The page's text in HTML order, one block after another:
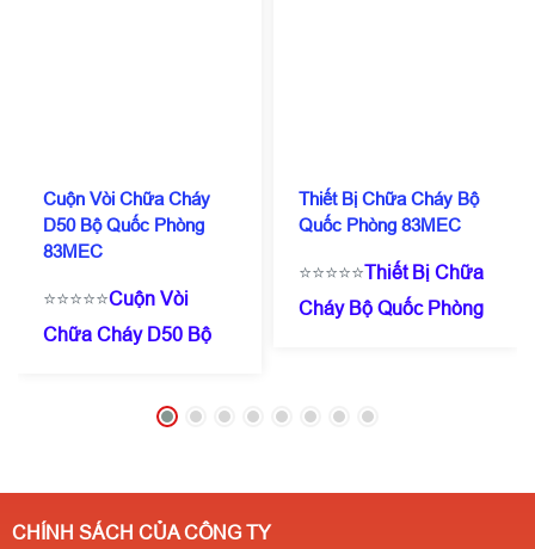
Cuộn Vòi Chữa Cháy
D50 Bộ Quốc Phòng
83MEC
⭐⭐⭐⭐⭐Cuộn Vòi
Chữa Cháy D50 Bộ
0909 087
Thiết Bị Chữa Cháy Bộ
Quốc Phòng 83MEC
⭐⭐⭐⭐⭐Thiết Bị Chữa
Cháy Bộ Quốc Phòng
182 357⭐Giá chỉ từ
CHÍNH SÁCH CỦA CÔNG TY